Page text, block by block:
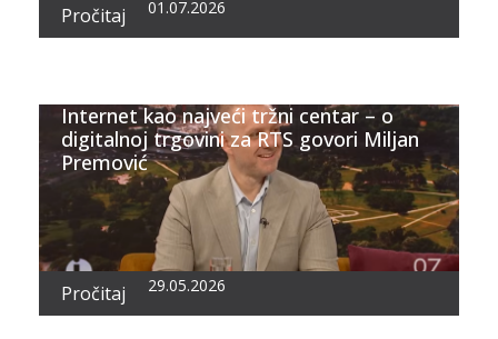
Pročitaj 01.07.2026
Internet kao najveći tržni centar – o
digitalnoj trgovini za RTS govori Miljan
Premović
Pročitaj 29.05.2026